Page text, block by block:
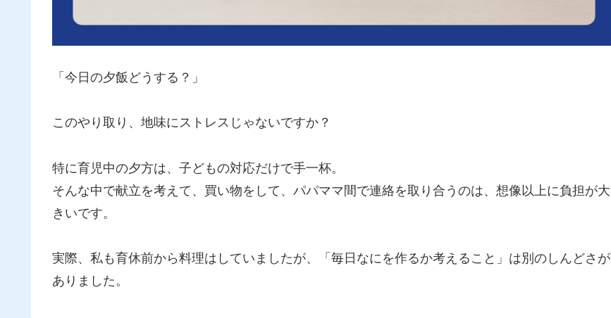
「今日の夕飯どうする？」
このやり取り、地味にストレスじゃないですか？
特に育児中の夕方は、子どもの対応だけで手一杯。
そんな中で献立を考えて、買い物をして、パパママ間で連絡を取り合うのは、想像以上に負担が大
きいです。
実際、私も育休前から料理はしていましたが、「毎日なにを作るか考えること」は別のしんどさが
ありました。